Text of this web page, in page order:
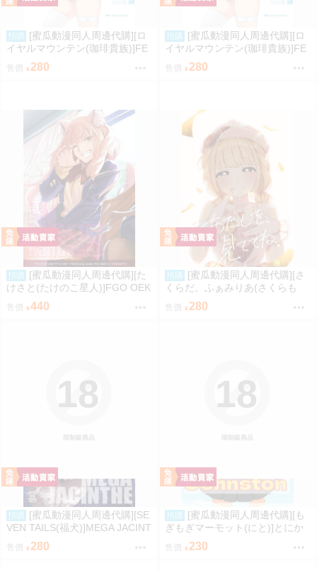
預購
[蜜瓜動漫同人周邊代購][ロ
イヤルマウンテン(珈琲貴族)]FE
TISH ACADEMY【メロン限定
特典付】(同人誌)
售價 280
預購
[蜜瓜動漫同人周邊代購][ロ
イヤルマウンテン(珈琲貴族)]FE
TISH ACADEMY(同人誌)
售價 280
預購
[蜜瓜動漫同人周邊代購][た
けさと(たけのこ星人)]FGO OEK
AKI Random5(FGO)(同人誌)
售價 440
預購
[蜜瓜動漫同人周邊代購][さ
くらだ。ふぁみりあ(さくらも
ち)]あたしを、見ててね。(學園
偶像大師)(同人誌)
售價 280
限制級商品
18
預購
[蜜瓜動漫同人周邊代購][SE
VEN TAILS(福犬)]MEGA JACINT
HE(寶可夢)(同人誌)
售價 280
限制級商品
18
預購
[蜜瓜動漫同人周邊代購][も
ぎもぎマーモット(にと)]とにか
く脱ぎたいジョンストン(艦隊收
藏)(同人誌)
售價 230